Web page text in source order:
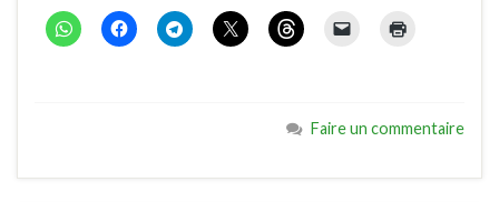
Faire un commentaire